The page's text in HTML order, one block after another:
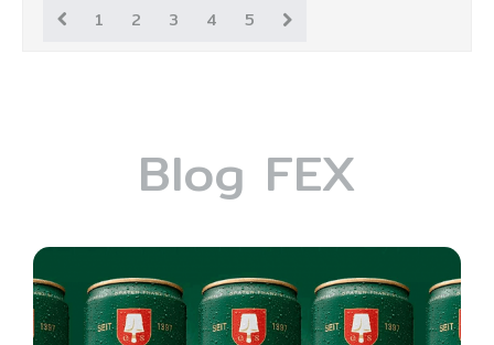
1 2 3 4 5
Blog FEX